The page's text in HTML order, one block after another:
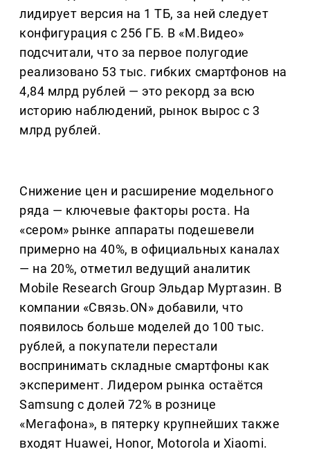
лидирует версия на 1 ТБ, за ней следует
конфигурация с 256 ГБ. В «М.Видео»
подсчитали, что за первое полугодие
реализовано 53 тыс. гибких смартфонов на
4,84 млрд рублей — это рекорд за всю
историю наблюдений, рынок вырос с 3
млрд рублей.
Снижение цен и расширение модельного
ряда — ключевые факторы роста. На
«сером» рынке аппараты подешевели
примерно на 40%, в официальных каналах
— на 20%, отметил ведущий аналитик
Mobile Research Group Эльдар Муртазин. В
компании «Связь.ON» добавили, что
появилось больше моделей до 100 тыс.
рублей, а покупатели перестали
воспринимать складные смартфоны как
эксперимент. Лидером рынка остаётся
Samsung с долей 72% в рознице
«Мегафона», в пятерку крупнейших также
входят Huawei, Honor, Motorola и Xiaomi.